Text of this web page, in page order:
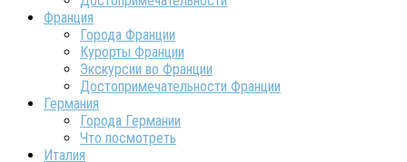
Франция
Города Франции
Курорты Франции
Экскурсии во Франции
Достопримечательности Франции
Германия
Города Германии
Что посмотреть
Италия